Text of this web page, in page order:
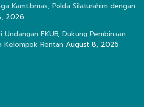
Kamtibmas, Polda Silaturahim dengan
2026
Undangan FKUB, Dukung Pembinaan
Kelompok Rentan August 8, 2026